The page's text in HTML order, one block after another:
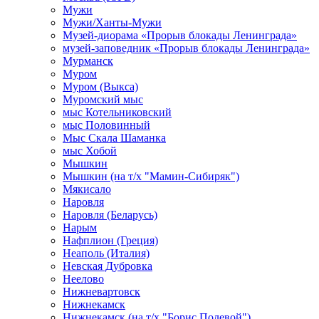
Мужи
Мужи/Ханты-Мужи
Музей-диорама «Прорыв блокады Ленинграда»
музей-заповедник «Прорыв блокады Ленинграда»
Мурманск
Муром
Муром (Выкса)
Муромский мыс
мыс Котельниковский
мыс Половинный
Мыс Скала Шаманка
мыс Хобой
Мышкин
Мышкин (на т/х "Мамин-Сибиряк")
Мякисало
Наровля
Наровля (Беларусь)
Нарым
Нафплион (Греция)
Неаполь (Италия)
Невская Дубровка
Неелово
Нижневартовск
Нижнекамск